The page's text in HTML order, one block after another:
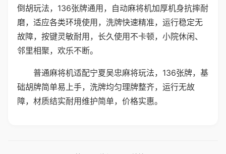
倒胡玩法，136张牌通用，自动麻将机加厚机身抗摔耐
磨，适应各类环境使用，洗牌快速精准，运行稳定无
故障，按键灵敏耐用，长久使用不卡顿，小院休闲、
邻里相聚，欢乐不断。
普通麻将机适配宁夏吴忠麻将玩法，136张牌，基
础胡牌简单易上手，洗牌均匀理牌整齐，运行无故
障，材质结实耐用维护简单，价格实惠。